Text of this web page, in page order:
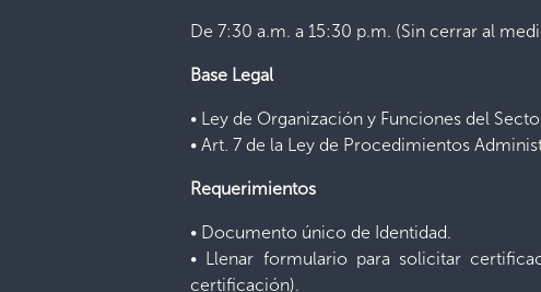
De 7:30 a.m. a 15:30 p.m. (Sin cerrar al
Base Legal
• Ley de Organización y Funciones del
• Art. 7 de la Ley de Procedimientos
Requerimientos
• Documento único de Identidad.
• Llenar formulario para solicitar
certificación).